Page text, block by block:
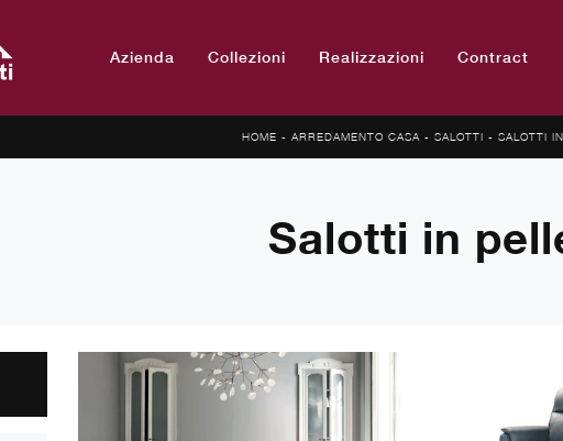
Azienda Collezioni Realizzazioni Contract
HOME - ARREDAMENTO CASA - SALOTTI - SALOTTI
Salotti in